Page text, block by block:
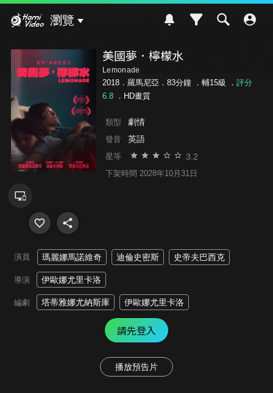
瀏覽
美國夢．檸檬水
Lemonade
2018．羅馬尼亞．83分鐘 ． 輔15級 ． 評分
6.8．HD畫質
類型 劇情
發音 英語
星等 3.2
下架時間 2028年10月31日
演員 瑪麗娜馬諾維奇 迪倫史密斯 史帝夫巴西克
導演 伊歐娜尤里卡洛
編劇 塔蒂雅娜尤納斯庫 伊歐娜尤里卡洛
請先登入
播放預告片